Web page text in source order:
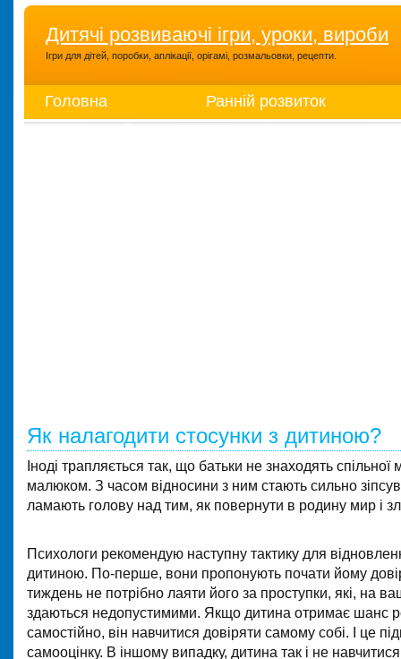
Дитячі розвиваючі ігри, уроки, вироби
Ігри для дітей, поробки, аплікації, орігамі, розмальовки, рецепти.
Головна
Ранній розвиток
Як налагодити стосунки з дитиною?
Іноді трапляється так, що батьки не знаходять спільної
малюком. З часом відносини з ним стають сильно
ламають голову над тим, як повернути в родину мир і
Психологи рекомендую наступну тактику для
дитиною. По-перше, вони пропонують почати йому
тиждень не потрібно лаяти його за проступки, які, на
здаються недопустимими. Якщо дитина отримає шанс
самостійно, він навчитися довіряти самому собі. І це
самооцінку. В іншому випадку, дитина так і не навчитися